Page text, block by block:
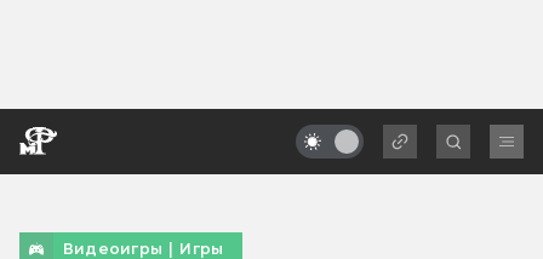
Видеоигры | Игры